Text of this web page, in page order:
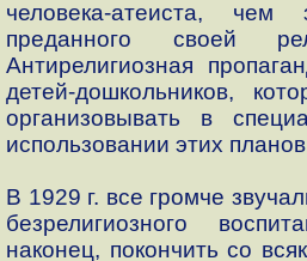
человека-атеиста, чем
преданного своей
Антирелигиозная
детей-дошкольников,
организовывать в
использовании этих
В 1929 г. все громче
безрелигиозного
наконец, покончить со